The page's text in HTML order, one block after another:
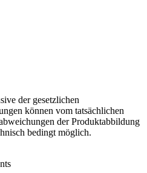
der gesetzlichen
können vom tatsächlichen
der Produktabbildung
bedingt möglich.